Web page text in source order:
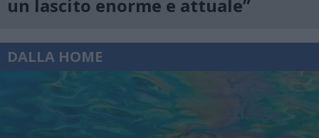
un lascito enorme e attuale”
DALLA HOME